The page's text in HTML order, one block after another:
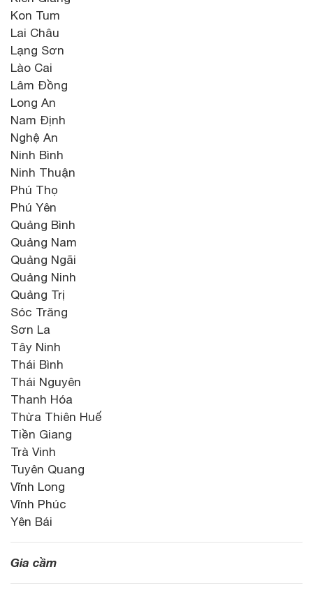
Kon Tum
Lai Châu
Lạng Sơn
Lào Cai
Lâm Đồng
Long An
Nam Định
Nghệ An
Ninh Bình
Ninh Thuận
Phú Thọ
Phú Yên
Quảng Bình
Quảng Nam
Quảng Ngãi
Quảng Ninh
Quảng Trị
Sóc Trăng
Sơn La
Tây Ninh
Thái Bình
Thái Nguyên
Thanh Hóa
Thừa Thiên Huế
Tiền Giang
Trà Vinh
Tuyên Quang
Vĩnh Long
Vĩnh Phúc
Yên Bái
Gia cầm